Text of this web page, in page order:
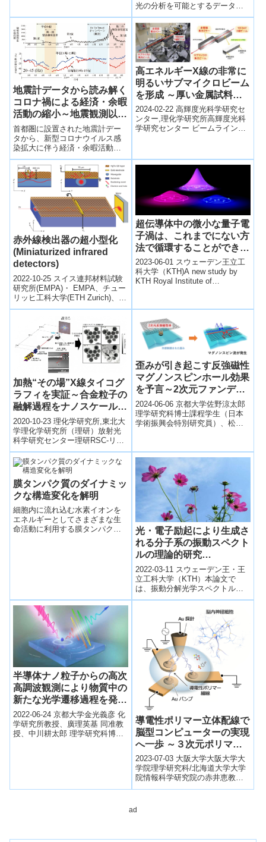
光の分析を可能とするデータ
を、世界最高の精度で求めるこ
とに成功した。宇宙に存在する
金やプラチナなどの貴金属の起
源を解明する重要な手がかりと
なる。
地震計データから読み解く
コロナ禍による経済・余暇
活動の縮小～地震観測以外
の新しい活用～
首都圏に設置された地震計デー
タから、新型コロナウイルス感
染拡大に伴う経済・余暇活動の
縮小を可視化した。地震計デー
タを人間活動のモニタリングに
応用できることを示すものであ
る。
高エネルギーX線の非常に
明るいサブマイクロビーム
を形成 ～厚い金属試料内
部のマイクロ領域が観察可
能に～
2024-02-22 高輝度光科学研究セ
ンター,理化学研究所高輝度光科
学研究センター ビームライン技
治彦室...
赤外線検出器の超小型化
(Miniaturized infrared
detectors)
2022-10-25 スイス連邦材料試験
研究所(EMPA)・ EMPA、チュー
リッヒ工科大学(ETH Zurich)、ス
ペイン・サラマンカ大学や欧州
超伝導体中の微小な量子電
子渦は、これまでにない方
法で循環することができる
(Tiny quantum electronic
vortexes in
superconductors can
seen before)
2023-06-01 スウェーデン王立工
科大学（KTH)A new study by
KTH Royal Institute of
加熱“その場”X線タイコグ
ラフィを実証～合金粒子の
融解過程をナノスケールで
観る～
2020-10-23 理化学研究所,東北大
学理化学研究所（理研）放射光
科学研究センター理研RSC-リガ
ク連携センターイメージングシ
ステム開発チームの高橋幸生チ
ー...
歪みが引き起こす反強磁性
マグノンスピンホール効果
を予言～2次元ファンデル
ワールス反強磁性体の新た
な磁気測定手法として期待
～
2024-06-06 京都大学佐野涼太郎
理学研究科博士課程学生（日本
学術振興会特別研究員）、松尾
早...
膜タンパク質のダイナミッ
クな構造変化を解明
細胞内に流れ込む水素イオンを
エネルギーとしてさまざまな生
命活動に利用する膜タンパク質
光・電子励起により生成さ
れる分子系の振動スペクト
ルの理論的研究
(Theoretical Study of
Vibronic Spectra of
Molecule Systems
Generated by Photo- and
Electronic Excitations)
2022-03-11 スウェーデン王・王
立工科大学（KTH）本論文で
は、振動分解光学スペクトルと
非弾性電子トンネルスペクトル
半導体ナノ粒子からの高次
高調波観測により物質中の
新たな光学遷移過程を発見
～レーザー光で固体中の電
流を超高速制御する次世代
フォトニクス応用に期待～
2022-06-24 京都大学金光義彦 化
学研究所教授、廣理英基 同准教
授、中川耕太郎 理学研究科博士
導電性ポリマー立体配線で
脳型コンピューターの実現
へ一歩 ～３次元ポリマー
ネットワークへの連想記憶
の付与にも成功～
2023-07-03 大阪大学大阪大学大
学院理学研究科/北海道大学大学
院情報科学研究院の赤井恵教
授、北海道大学大学院情報科学
程）らの...
ad